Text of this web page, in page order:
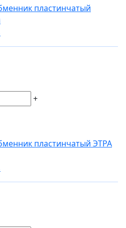
пластинчатый
+
пластинчатый ЭТРА